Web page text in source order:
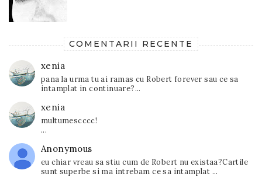
COMENTARII RECENTE
xenia
pana la urma tu ai ramas cu Robert forever sau ce sa
intamplat in continuare?...
xenia
multumescccc!
...
Anonymous
eu chiar vreau sa stiu cum de Robert nu existaa?Cartile
sunt superbe si ma intrebam ce sa intamplat ...